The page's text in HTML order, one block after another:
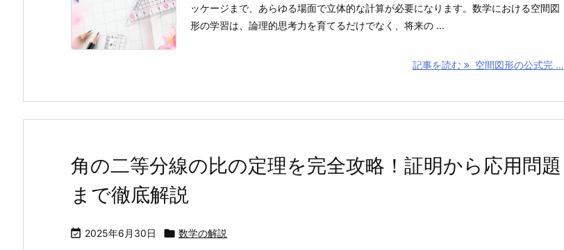
ッケージまで、あらゆる場面で立体的な計算が必要になります。数学における空間図
形の学習は、論理的思考力を育てるだけでなく、将来の ...
記事を読む 空間図形の公式完 ...
角の二等分線の比の定理を完全攻略！証明から応用問題
まで徹底解説
 2025年6月30日  数学の解説